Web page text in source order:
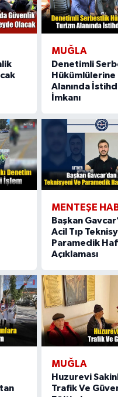
MUĞLA
Denetimli
Hükümlülerine
Alanında
İmkanı
MENTEŞE
Başkan
Acil Tıp
Paramedik
Açıklaması
MUĞLA
Huzurevi
Trafik Ve